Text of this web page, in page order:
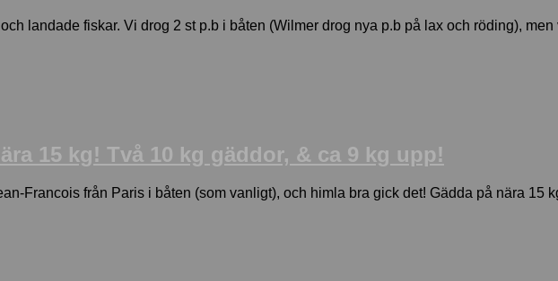
landade fiskar. Vi drog 2 st p.b i båten (Wilmer drog nya p.b på lax och röding),
15 kg! Två 10 kg gäddor, & ca 9 kg upp!
Francois från Paris i båten (som vanligt), och himla bra gick det! Gädda på nära 15